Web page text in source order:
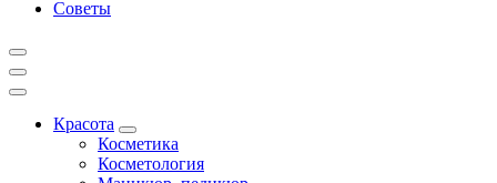
Советы
Красота
Косметика
Косметология